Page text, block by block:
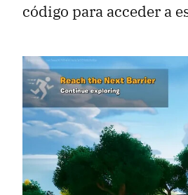
código para acceder a